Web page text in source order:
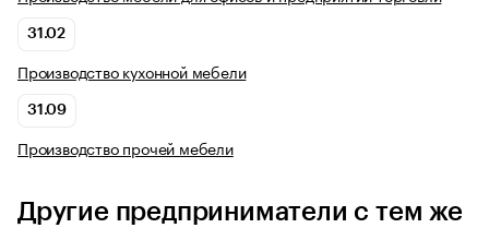
31.02
Производство кухонной мебели
31.09
Производство прочей мебели
Другие предприниматели с тем же